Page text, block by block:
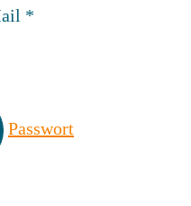
*
Passwort